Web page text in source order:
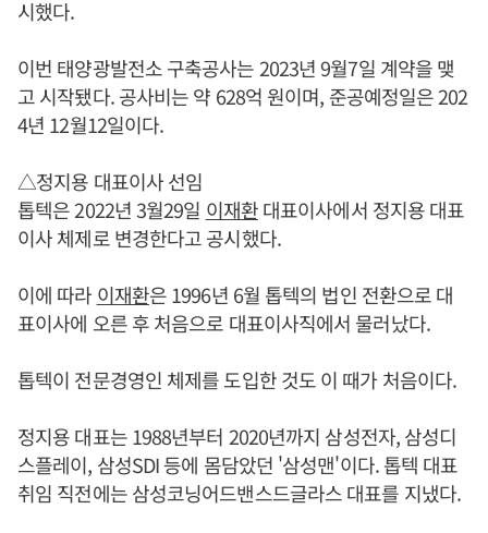
시했다.
이번 태양광발전소 구축공사는 2023년 9월7일 계약을 맺
고 시작됐다. 공사비는 약 628억 원이며, 준공예정일은 202
4년 12월12일이다.
△정지용 대표이사 선임
톱텍은 2022년 3월29일 이재환대표이사에서 정지용 대표
이사 체제로 변경한다고 공시했다.
이에 따라 이재환은 1996년 6월 톱텍의 법인 전환으로 대
표이사에 오른 후 처음으로 대표이사직에서 물러났다.
톱텍이 전문경영인 체제를 도입한 것도 이 때가 처음이다.
정지용 대표는 1988년부터 2020년까지 삼성전자, 삼성디
스플레이, 삼성SDI 등에 몸담았던 '삼성맨'이다. 톱텍 대표
취임 직전에는 삼성코닝어드밴스드글라스 대표를 지냈다.